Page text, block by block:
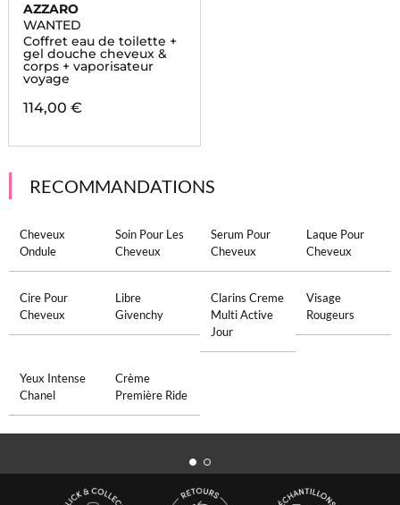
AZZARO
WANTED
Coffret eau de toilette +
gel douche cheveux &
corps + vaporisateur
voyage
114,00 €
RECOMMANDATIONS
Cheveux
Ondule
Soin Pour Les
Cheveux
Serum Pour
Cheveux
Laque Pour
Cheveux
Cire Pour
Cheveux
Libre
Givenchy
Clarins Creme
Multi Active
Jour
Visage
Rougeurs
Yeux Intense
Chanel
Crème
Première Ride